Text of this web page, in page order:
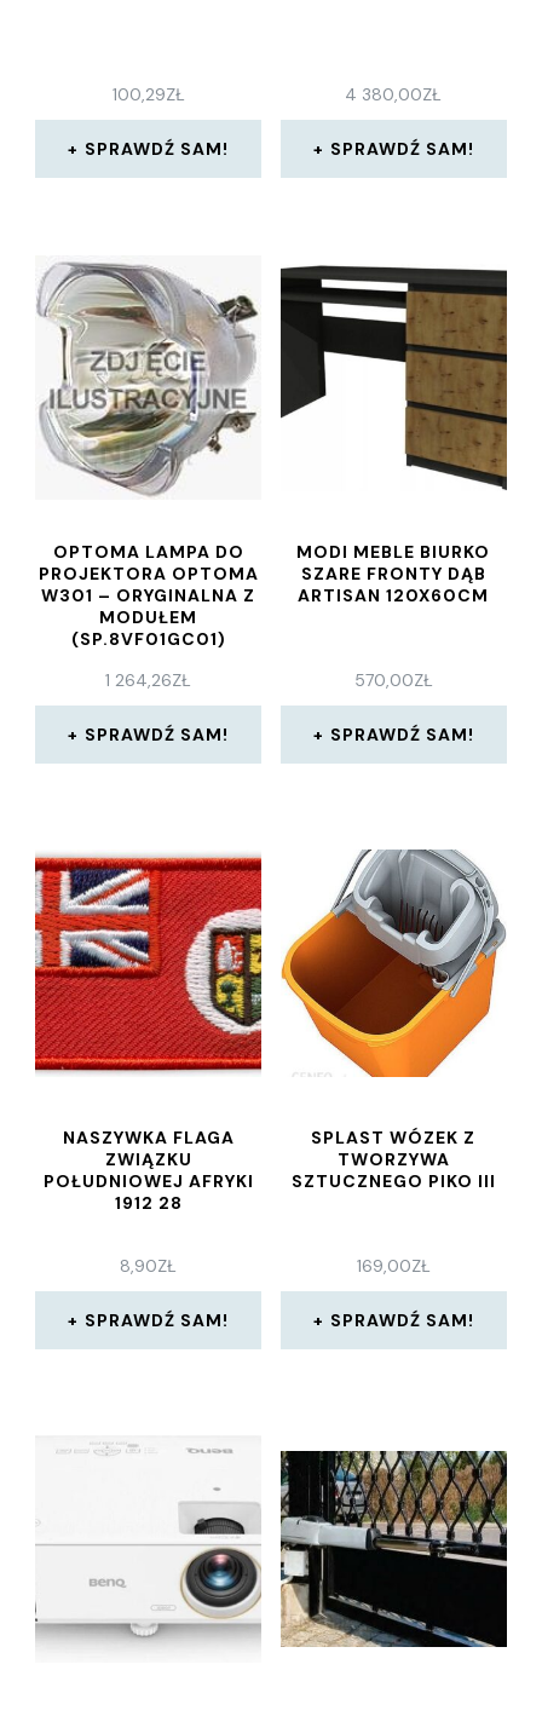
100,29ZŁ
SPRAWDŹ SAM!
4 380,00ZŁ
SPRAWDŹ SAM!
OPTOMA LAMPA DO
PROJEKTORA OPTOMA
W301 – ORYGINALNA Z
MODUŁEM
(SP.8VF01GC01)
1 264,26ZŁ
SPRAWDŹ SAM!
MODI MEBLE BIURKO
SZARE FRONTY DĄB
ARTISAN 120X60CM
570,00ZŁ
SPRAWDŹ SAM!
NASZYWKA FLAGA
ZWIĄZKU
POŁUDNIOWEJ AFRYKI
1912 28
8,90ZŁ
SPRAWDŹ SAM!
SPLAST WÓZEK Z
TWORZYWA
SZTUCZNEGO PIKO III
169,00ZŁ
SPRAWDŹ SAM!